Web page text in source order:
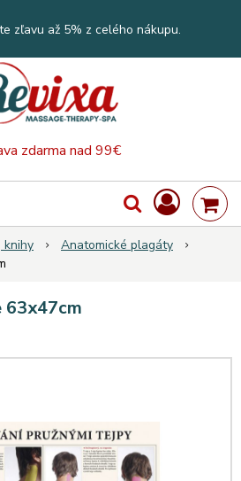
zdarma nad 99€
zľavu až 5% z celého nákupu.
knihy
Anatomické plagáty